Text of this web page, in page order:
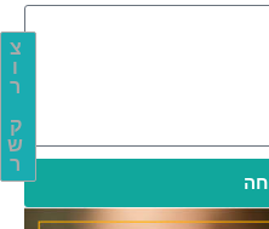
צ
ו
ר
ק
ש
ר